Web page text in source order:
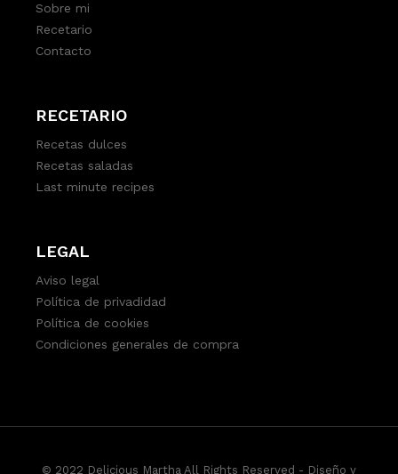
Sobre mi
Recetario
Contacto
RECETARIO
Recetas dulces
Recetas saladas
Last minute recipes
LEGAL
Aviso legal
Política de privadidad
Política de cookies
Condiciones generales de compra
© 2022 Delicious Martha All Rights Reserved - Diseño y